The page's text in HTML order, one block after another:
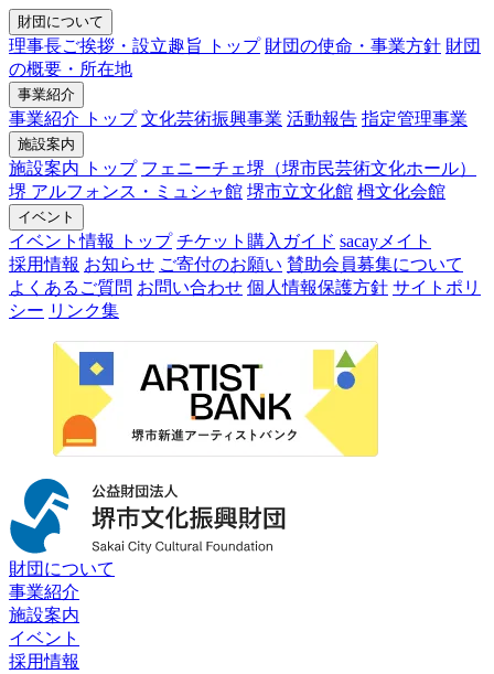
財団について
理事長ご挨拶・設立趣旨 トップ 財団の使命・事業方針 財団
の概要・所在地
事業紹介
事業紹介 トップ 文化芸術振興事業 活動報告 指定管理事業
施設案内
施設案内 トップ フェニーチェ堺（堺市民芸術文化ホール）
堺 アルフォンス・ミュシャ館 堺市立文化館 栂文化会館
イベント
イベント情報 トップ チケット購入ガイド sacayメイト
採用情報 お知らせ ご寄付のお願い 賛助会員募集について
よくあるご質問 お問い合わせ 個人情報保護方針 サイトポリ
シー リンク集
財団について
事業紹介
施設案内
イベント
採用情報